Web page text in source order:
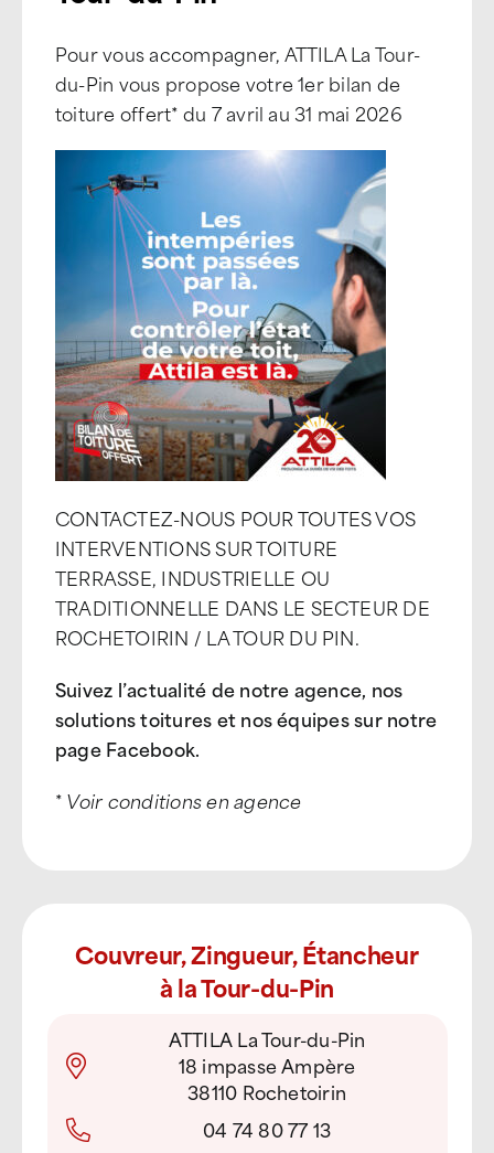
Pour vous accompagner, ATTILA La Tour-
du-Pin vous propose votre 1er bilan de
toiture offert* du 7 avril au 31 mai 2026
CONTACTEZ-NOUS POUR TOUTES VOS
INTERVENTIONS SUR TOITURE
TERRASSE, INDUSTRIELLE OU
TRADITIONNELLE DANS LE SECTEUR DE
ROCHETOIRIN / LA TOUR DU PIN.
Suivez l’actualité de notre agence, nos
solutions toitures et nos équipes sur notre
page Facebook.
*Voir conditions en agence
Couvreur, Zingueur, Étancheur
à la Tour-du-Pin
ATTILA La Tour-du-Pin
18 impasse Ampère
38110 Rochetoirin
04 74 80 77 13